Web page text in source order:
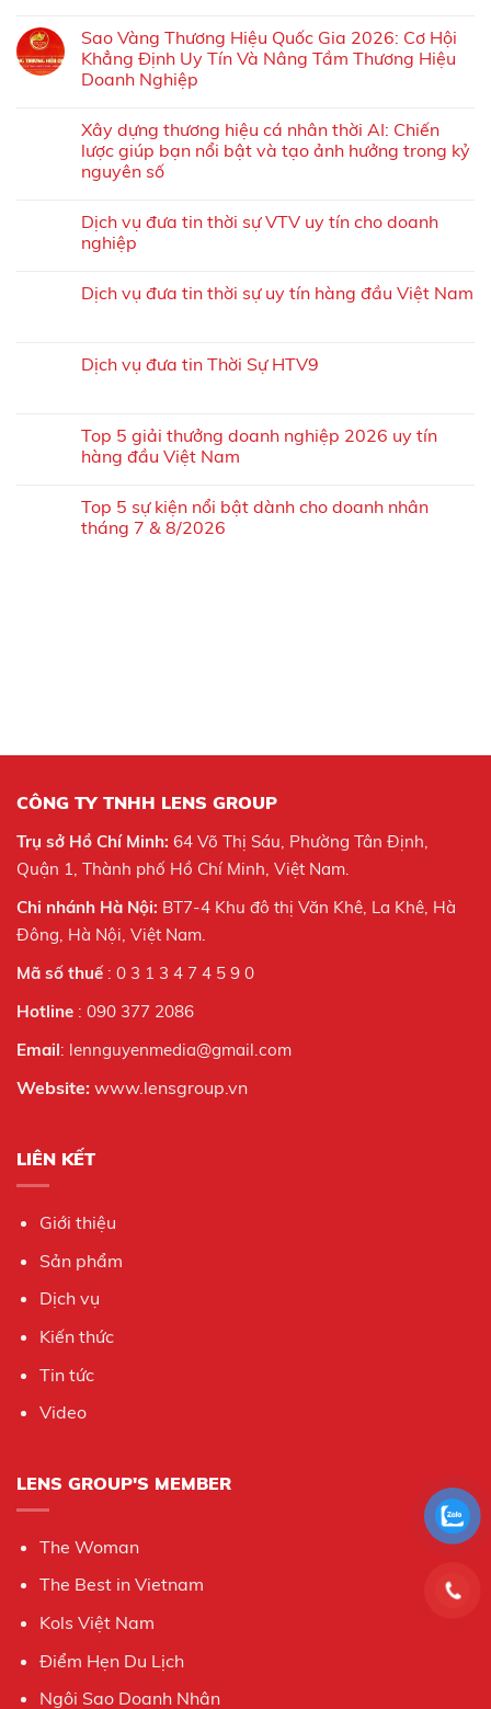
Sao Vàng Thương Hiệu Quốc Gia 2026: Cơ Hội
Khẳng Định Uy Tín Và Nâng Tầm Thương Hiệu
Doanh Nghiệp
Xây dựng thương hiệu cá nhân thời AI: Chiến
lược giúp bạn nổi bật và tạo ảnh hưởng trong kỷ
nguyên số
Dịch vụ đưa tin thời sự VTV uy tín cho doanh
nghiệp
Dịch vụ đưa tin thời sự uy tín hàng đầu Việt Nam
Dịch vụ đưa tin Thời Sự HTV9
Top 5 giải thưởng doanh nghiệp 2026 uy tín
hàng đầu Việt Nam
Top 5 sự kiện nổi bật dành cho doanh nhân
tháng 7 & 8/2026
CÔNG TY TNHH LENS GROUP
Trụ sở Hồ Chí Minh: 64 Võ Thị Sáu, Phường Tân Định,
Quận 1, Thành phố Hồ Chí Minh, Việt Nam.
Chi nhánh Hà Nội: BT7-4 Khu đô thị Văn Khê, La Khê, Hà
Đông, Hà Nội, Việt Nam.
Mã số thuế : 0 3 1 3 4 7 4 5 9 0
Hotline : 090 377 2086
Email: lennguyenmedia@gmail.com
Website: www.lensgroup.vn
LIÊN KẾT
Giới thiệu
Sản phẩm
Dịch vụ
Kiến thức
Tin tức
Video
LENS GROUP'S MEMBER
The Woman
The Best in Vietnam
Kols Việt Nam
Điểm Hẹn Du Lịch
Ngôi Sao Doanh Nhân